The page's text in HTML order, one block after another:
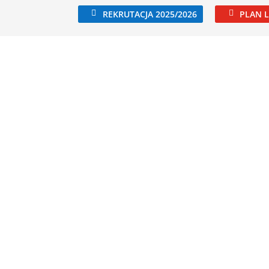
KIERUNKI KSZTAŁCENIA DLA UCZNIA /
REKRUTACJA 2025/2026 PLAN